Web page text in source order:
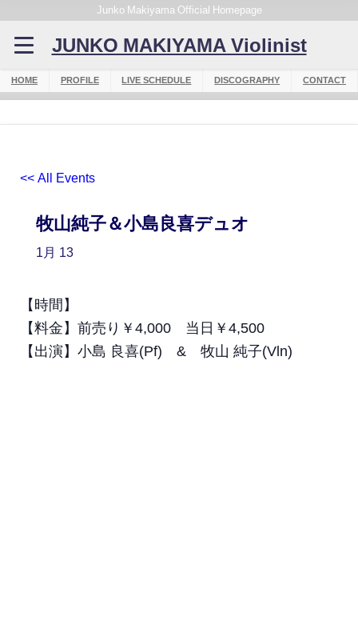
Junko Makiyama Official Homepage
JUNKO MAKIYAMA Violinist
HOME PROFILE LIVE SCHEDULE DISCOGRAPHY CONTACT
<< All Events
牧山純子＆小島良喜デュオ
1月 13
【時間】
【料金】前売り￥4,000 当日￥4,500
【出演】小島 良喜(Pf) & 牧山 純子(Vln)